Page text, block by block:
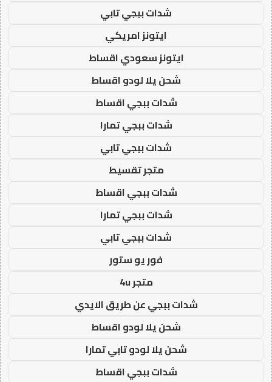
شدات ببجي تابي
ايتونز امريكي
ايتونز سعودي اقساط
شحن يلا لودو اقساط
شدات ببجي اقساط
شدات ببجي تمارا
شدات ببجي تابي
متجر تقسيط
شدات ببجي اقساط
شدات ببجي تمارا
شدات ببجي تابي
فور يو ستور
متجر 4u
شدات ببجي عن طريق الايدي
شحن يلا لودو اقساط
شحن يلا لودو تابي تمارا
شدات ببجي اقساط